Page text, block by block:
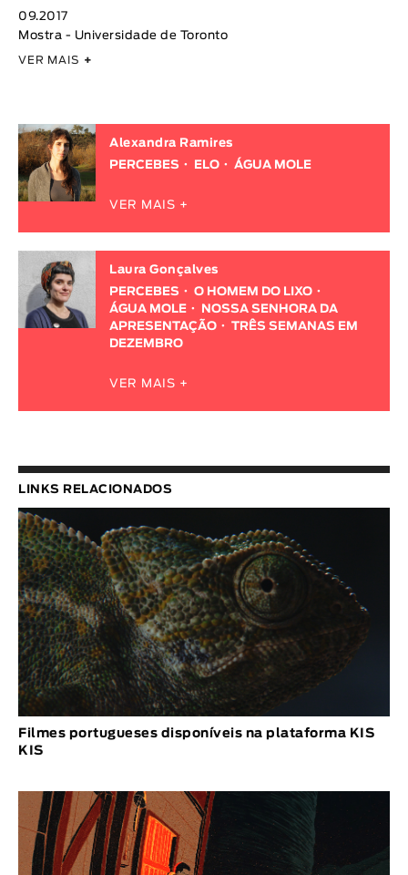
09.2017
Mostra - Universidade de Toronto
VER MAIS +
Alexandra Ramires
PERCEBES
ELO ÁGUA MOLE
VER MAIS +
Laura Gonçalves
PERCEBES
O HOMEM DO LIXO
ÁGUA MOLE
NOSSA SENHORA DA
APRESENTAÇÃO
TRÊS SEMANAS EM
DEZEMBRO
VER MAIS +
LINKS RELACIONADOS
Filmes portugueses disponíveis na plataforma KIS
KIS